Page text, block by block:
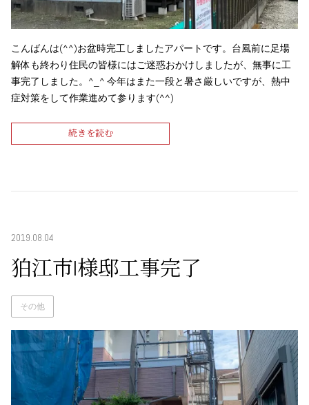
こんばんは(^^)お盆時完工しましたアパートです。台風前に足場
解体も終わり住民の皆様にはご迷惑おかけしましたが、無事に工
事完了しました。^_^ 今年はまた一段と暑さ厳しいですが、熱中
症対策をして作業進めて参ります(^^)
続きを読む
2019.08.04
狛江市I様邸工事完了
その他